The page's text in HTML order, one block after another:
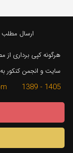
ارسال مطلب
هرگونه کپی برداری
سایت و انجمن کنکور
1405 - 1389 konkur.in@gmail.com